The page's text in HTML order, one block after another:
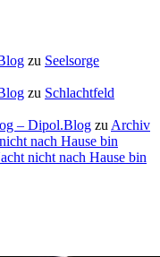
zu Seelsorge
zu Schlachtfeld
– Dipol.Blog zuArchiv
nach Hause bin
nicht nach Hause bin